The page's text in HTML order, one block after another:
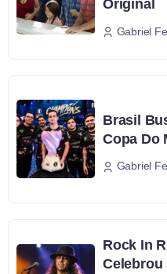
Original
Gabriel
Brasil
Copa Do
Gabriel
Rock In
Celebrou